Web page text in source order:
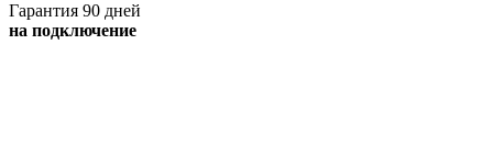
Гарантия 90 дней
на подключение